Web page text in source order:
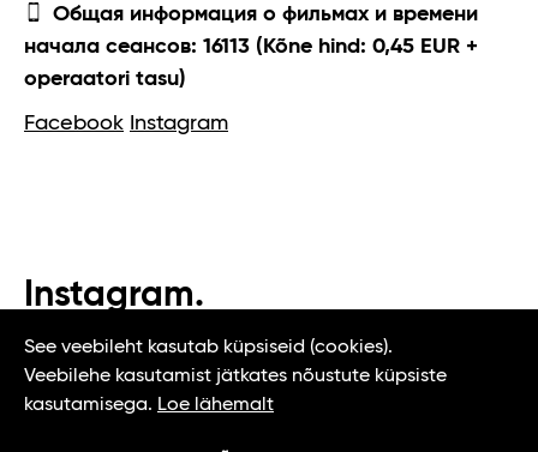
Общая информация о фильмах и времени
начала сеансов: 16113 (Kõne hind: 0,45 EUR +
operaatori tasu)
Facebook Instagram
Instagram.
#t1tallinn #tasteoftallinn
See veebileht kasutab küpsiseid (cookies).
Veebilehe kasutamist jätkates nõustute küpsiste
kasutamisega. Loe lähemalt